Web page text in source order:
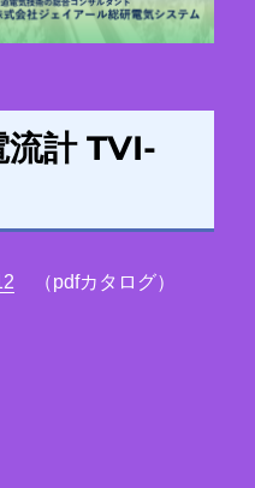
流計 TVI-
（pdfカタログ）